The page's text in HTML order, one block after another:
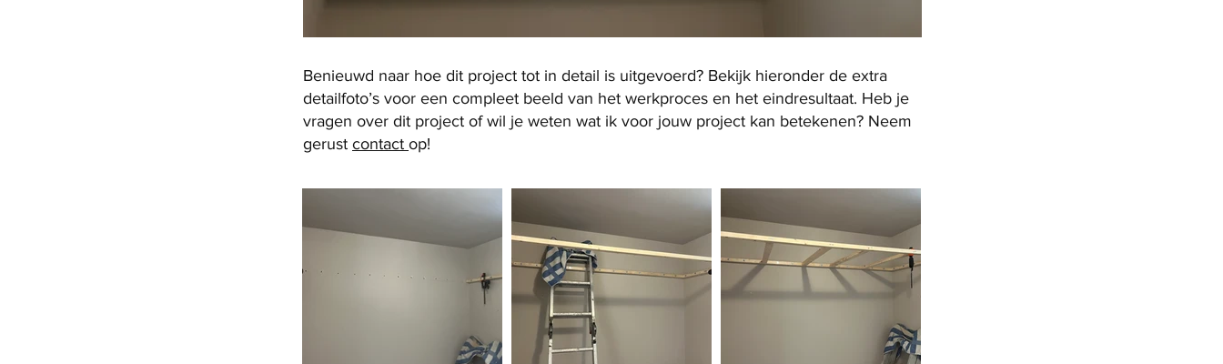
Benieuwd naar hoe dit project tot in detail is uitgevoerd? Bekijk hieronder de extra
detailfoto’s voor een compleet beeld van het werkproces en het eindresultaat. Heb je
vragen over dit project of wil je weten wat ik voor jouw project kan betekenen? Neem
gerust contact op!